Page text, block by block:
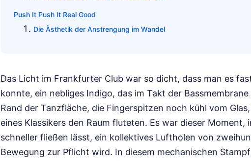
Push It Push It Real Good
Die Ästhetik der Anstrengung im Wandel
Das Licht im Frankfurter Club war so dicht, dass man es
konnte, ein nebliges Indigo, das im Takt der
Rand der Tanzfläche, die Fingerspitzen noch kühl vom
eines Klassikers den Raum fluteten. Es war dieser Moment,
schneller fließen lässt, ein kollektives Luftholen von
Bewegung zur Pflicht wird. In diesem mechanischen